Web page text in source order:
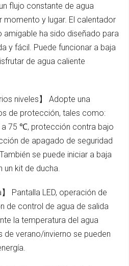
flujo constante de agua
momento y lugar. El calentador
amigable ha sido diseñado para
y fácil. Puede funcionar a baja
de agua caliente
niveles】 Adopte una
de protección, tales como:
75 ℃, protección contra bajo
de apagado de seguridad
se puede iniciar a baja
kit de ducha.
】 Pantalla LED, operación de
de control de agua de salida
la temperatura del agua
de verano/invierno se pueden